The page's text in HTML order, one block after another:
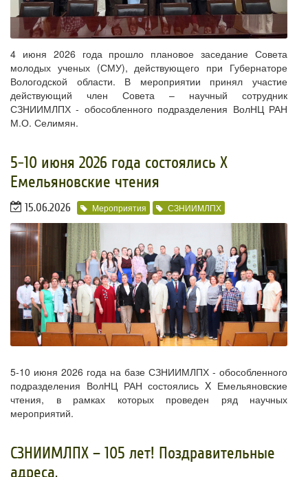
4 июня 2026 года прошло плановое заседание Совета
молодых ученых (СМУ), действующего при Губернаторе
Вологодской области. В мероприятии принял участие
действующий член Совета – научный сотрудник
СЗНИИМЛПХ - обособленного подразделения ВолНЦ РАН
М.О. Селимян.
​5-10 июня 2026 года состоялись X
Емельяновские чтения
15.06.2026 Мероприятия СЗНИИМЛПХ
5-10 июня 2026 года на базе СЗНИИМЛПХ - обособленного
подразделения ВолНЦ РАН состоялись X Емельяновские
чтения, в рамках которых проведен ряд научных
мероприятий.
​СЗНИИМЛПХ – 105 лет! Поздравительные
адреса.